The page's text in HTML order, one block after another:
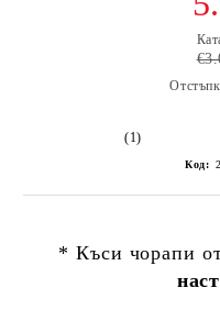
(1)
Код:
* Къси чорапи